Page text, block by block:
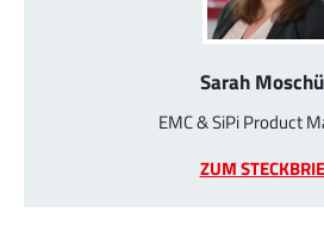
Sarah
EMC & SiPi Product
ZUM